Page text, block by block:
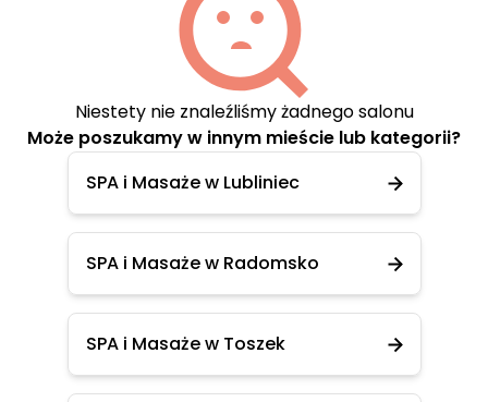
Niestety nie znaleźliśmy żadnego salonu
Może poszukamy w innym mieście lub kategorii?
SPA i Masaże w Lubliniec
SPA i Masaże w Radomsko
SPA i Masaże w Toszek